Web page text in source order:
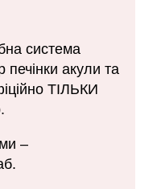
система
акули та
ТІЛЬКИ
–